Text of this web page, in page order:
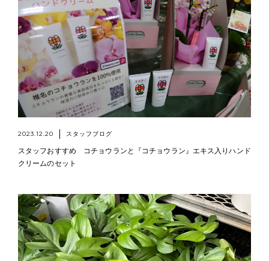
2023.12.20 スタッフブログ
スタッフおすすめ コチョウランと『コチョウラン』エキス入りハンド
クリームのセット